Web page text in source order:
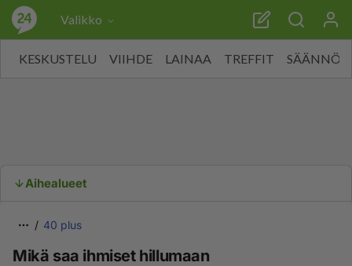
Valikko
KESKUSTELU VIIHDE LAINAA TREFFIT SÄÄNNÖT
Aihealueet
40 plus
Mikä saa ihmiset hillumaan